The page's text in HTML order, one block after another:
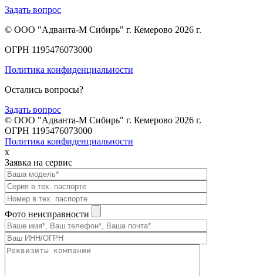
Задать вопрос
© ООО "Адванта-М Сибирь" г. Кемерово 2026 г.
ОГРН 1195476073000
Политика конфиденциальности
Остались вопросы?
Задать вопрос
© ООО "Адванта-М Сибирь" г. Кемерово 2026 г.
ОГРН 1195476073000
Политика конфиденциальности
x
Заявка на сервис
Фото неисправности